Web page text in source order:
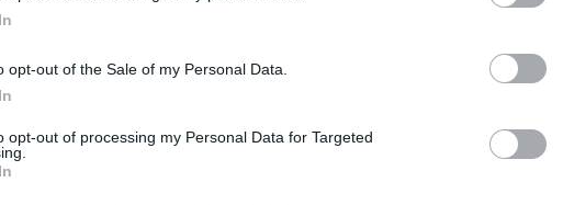
opt-out of the Sale of my Personal Data.
opt-out of processing my Personal Data for Targeted
por primera vez en
las razas", apunta
olvidar que el perro es un
soportando el escudo de la
de cada raza y los
canario, podenco, pastor
enano del hierro, fueron
raza internacional reconocida